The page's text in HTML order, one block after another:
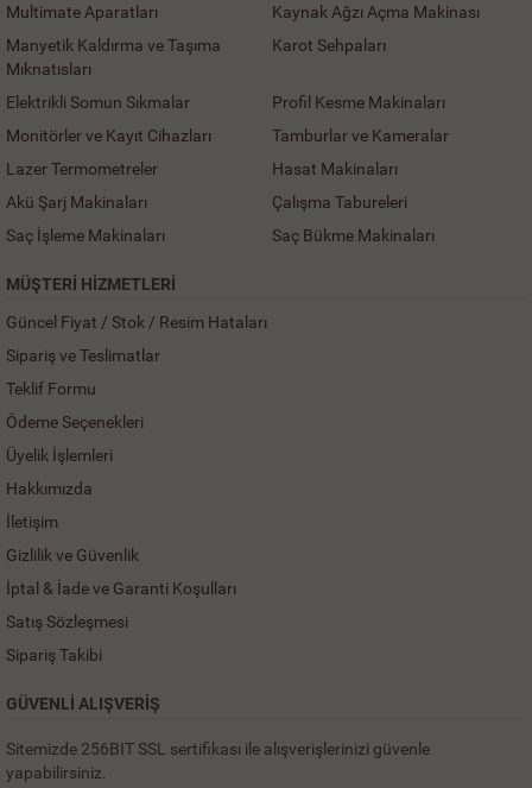
Multimate Aparatları
Kaynak Ağzı Açma Makinası
Manyetik Kaldırma ve Taşıma
Mıknatısları
Karot Sehpaları
Elektrikli Somun Sıkmalar
Profil Kesme Makinaları
Monitörler ve Kayıt Cihazları
Tamburlar ve Kameralar
Lazer Termometreler
Hasat Makinaları
Akü Şarj Makinaları
Çalışma Tabureleri
Saç İşleme Makinaları
Saç Bükme Makinaları
MÜŞTERI HIZMETLERI
Güncel Fiyat / Stok / Resim Hataları
Sipariş ve Teslimatlar
Teklif Formu
Ödeme Seçenekleri
Üyelik İşlemleri
Hakkımızda
İletişim
Gizlilik ve Güvenlik
İptal & İade ve Garanti Koşulları
Satış Sözleşmesi
Sipariş Takibi
GÜVENLİ ALIŞVERİŞ
Sitemizde 256BIT SSL sertifikası ile alışverişlerinizi güvenle
yapabilirsiniz.